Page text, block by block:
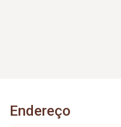
Endereço